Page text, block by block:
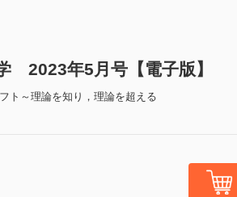
2023年5月号【電子版】
ト～理論を知り，理論を超える